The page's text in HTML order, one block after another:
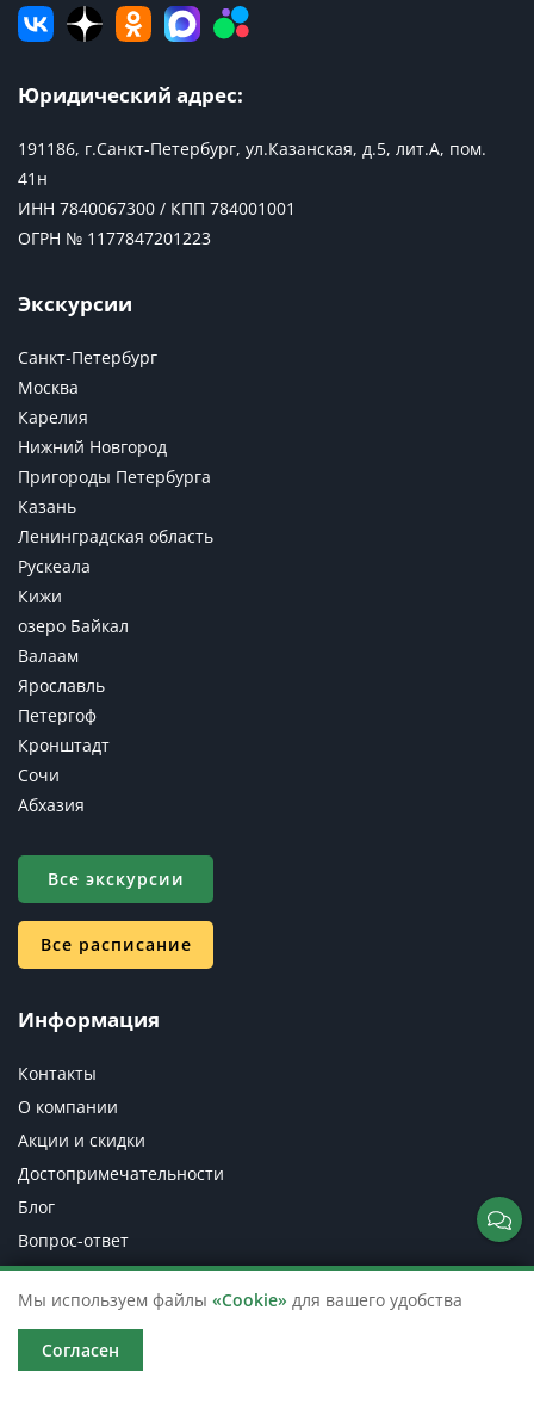
Юридический адрес:
191186, г.Санкт-Петербург, ул.Казанская, д.5, лит.А, пом.
41н
ИНН 7840067300 / КПП 784001001
ОГРН № 1177847201223
Экскурсии
Санкт-Петербург
Москва
Карелия
Нижний Новгород
Пригороды Петербурга
Казань
Ленинградская область
Рускеала
Кижи
озеро Байкал
Валаам
Ярославль
Петергоф
Кронштадт
Сочи
Абхазия
Все экскурсии
Все расписание
Информация
Контакты
О компании
Акции и скидки
Достопримечательности
Блог
Вопрос-ответ
Организаторам
Пушкинская карта
Музеям (Пушкинская карта)
Подарочный сертификат
Мы используем файлы «Cookie» для вашего удобства
Согласен